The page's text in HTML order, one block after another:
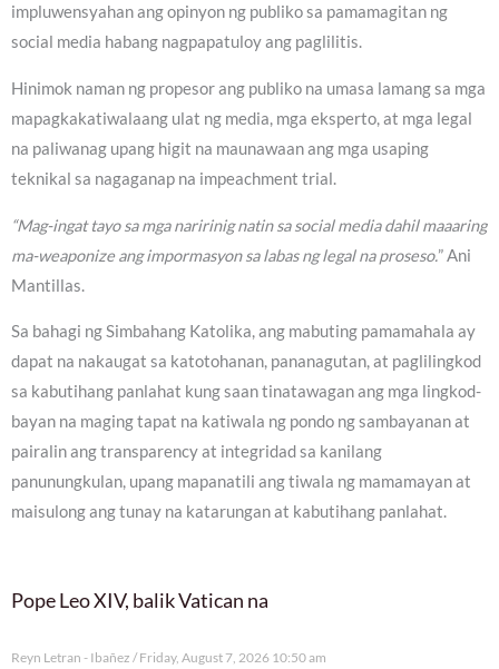
impluwensyahan ang opinyon ng publiko sa pamamagitan ng
social media habang nagpapatuloy ang paglilitis.
Hinimok naman ng propesor ang publiko na umasa lamang sa mga
mapagkakatiwalaang ulat ng media, mga eksperto, at mga legal
na paliwanag upang higit na maunawaan ang mga usaping
teknikal sa nagaganap na impeachment trial.
“Mag-ingat tayo sa mga naririnig natin sa social media dahil maaaring
ma-weaponize ang impormasyon sa labas ng legal na proseso.” Ani
Mantillas.
Sa bahagi ng Simbahang Katolika, ang mabuting pamamahala ay
dapat na nakaugat sa katotohanan, pananagutan, at paglilingkod
sa kabutihang panlahat kung saan tinatawagan ang mga lingkod-
bayan na maging tapat na katiwala ng pondo ng sambayanan at
pairalin ang transparency at integridad sa kanilang
panunungkulan, upang mapanatili ang tiwala ng mamamayan at
maisulong ang tunay na katarungan at kabutihang panlahat.
Pope Leo XIV, balik Vatican na
Reyn Letran - Ibañez Friday, August 7, 2026 10:50 am